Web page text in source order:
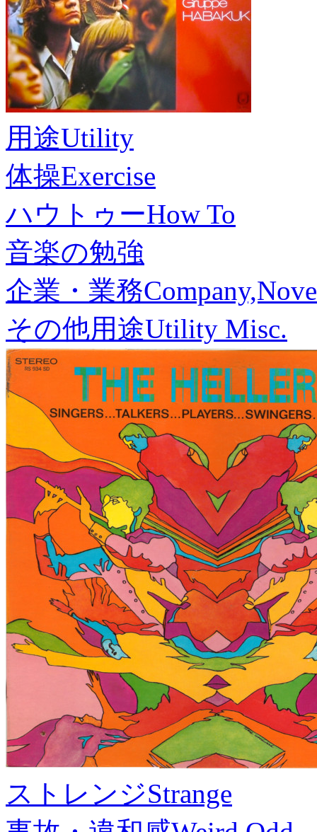
用途Utility
体操Exercise
ハウトゥーHow To
音楽の勉強
企業・業務
その他用途Utility Misc.
ストレンジStrange